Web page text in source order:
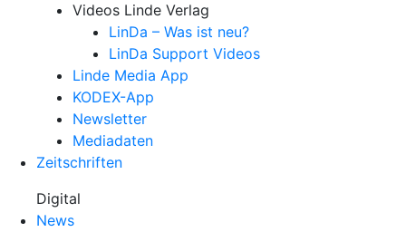
Videos Linde Verlag
LinDa – Was ist neu?
LinDa Support Videos
Linde Media App
KODEX-App
Newsletter
Mediadaten
Zeitschriften
Digital
News